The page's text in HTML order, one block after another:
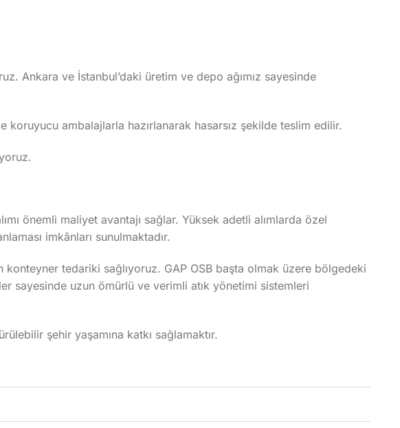
Ankara ve İstanbul’daki üretim ve depo ağımız sayesinde
koruyucu ambalajlarla hazırlanarak hasarsız şekilde teslim edilir.
önemli maliyet avantajı sağlar. Yüksek adetli alımlarda özel
imkânları sunulmaktadır.
tedariki sağlıyoruz. GAP OSB başta olmak üzere bölgedeki
sayesinde uzun ömürlü ve verimli atık yönetimi sistemleri
şehir yaşamına katkı sağlamaktır.